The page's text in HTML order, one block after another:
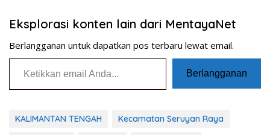
Eksplorasi konten lain dari MentayaNet
Berlangganan untuk dapatkan pos terbaru lewat email.
Ketikkan email Anda...
Berlangganan
KALIMANTAN TENGAH Kecamatan Seruyan Raya